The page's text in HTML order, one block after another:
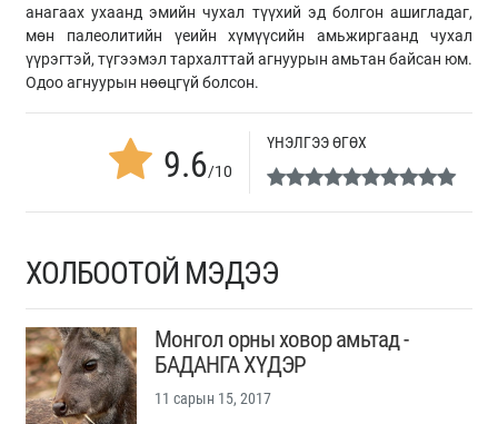
анагаах ухаанд эмийн чухал түүхий эд болгон ашигладаг,
мөн палеолитийн үеийн хүмүүсийн амьжиргаанд чухал
үүрэгтэй, түгээмэл тархалттай агнуурын амьтан байсан юм.
Одоо агнуурын нөөцгүй болсон.
9.6/10
ҮНЭЛГЭЭ ӨГӨХ
ХОЛБООТОЙ МЭДЭЭ
Монгол орны ховор амьтад -
БАДАНГА ХҮДЭР
11 сарын 15, 2017